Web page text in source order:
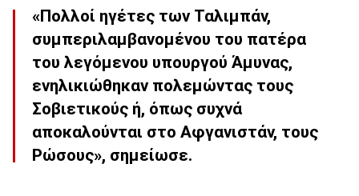
«Πολλοί ηγέτες των Ταλιμπάν,
συμπεριλαμβανομένου του πατέρα
του λεγόμενου υπουργού Άμυνας,
ενηλικιώθηκαν πολεμώντας τους
Σοβιετικούς ή, όπως συχνά
αποκαλούνται στο Αφγανιστάν, τους
Ρώσους», σημείωσε.